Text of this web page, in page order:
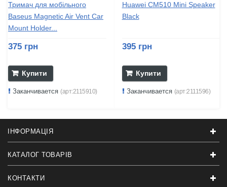
Тримач для мобiльного
Baseus Magnetic Air Vent Car
Mount Holder...
375 грн
Купити
Заканчивается (арт:2115910)
Huawei CM510 Mini Speaker
Black
395 грн
Купити
Заканчивается (арт:2111596)
ІНФОРМАЦІЯ
КАТАЛОГ ТОВАРІВ
КОНТАКТИ